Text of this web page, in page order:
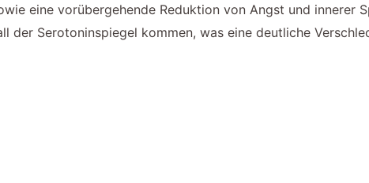
eine vorübergehende Reduktion von Angst und innerer
der Serotoninspiegel kommen, was eine deutliche